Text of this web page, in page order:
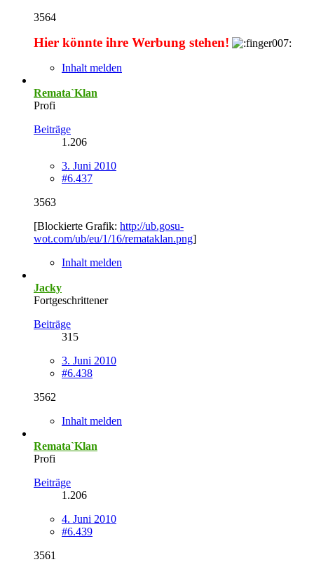
3564
Hier könnte ihre Werbung stehen!
Inhalt melden
Remata`Klan
Profi
Beiträge
1.206
3. Juni 2010
#6.437
3563
[Blockierte Grafik: http://ub.gosu-
wot.com/ub/eu/1/16/remataklan.png]
Inhalt melden
Jacky
Fortgeschrittener
Beiträge
315
3. Juni 2010
#6.438
3562
Inhalt melden
Remata`Klan
Profi
Beiträge
1.206
4. Juni 2010
#6.439
3561